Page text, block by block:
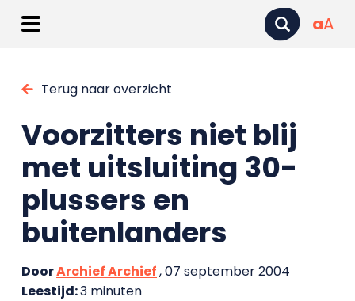
aA
Terug naar overzicht
Voorzitters niet blij
met uitsluiting 30-
plussers en
buitenlanders
DoorArchief Archief, 07 september 2004
Leestijd:3 minuten